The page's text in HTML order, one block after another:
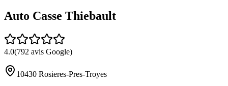
Auto Casse Thiebault
4.0(792 avis Google)
10430 Rosieres-Pres-Troyes